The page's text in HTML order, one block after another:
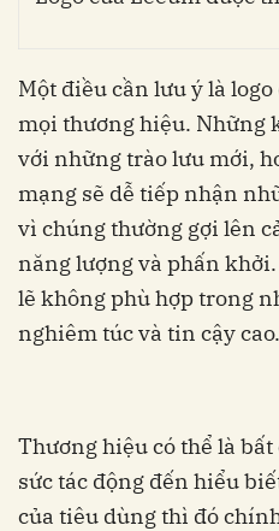
Một điều cần lưu ý là
mọi thương hiệu. Những
với những trào lưu mới,
mạng sẽ dễ tiếp nhận
vì chúng thường gợi lên
năng lượng và phấn khởi.
lẽ không phù hợp trong
nghiêm túc và tin cậy cao.
Thương hiệu có thể là
sức tác động đến hiểu
của tiêu dùng thì đó